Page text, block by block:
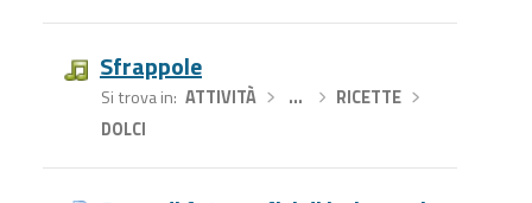
Sfrappole
Si trova in ATTIVITÀ› … RICETTE›
DOLCI